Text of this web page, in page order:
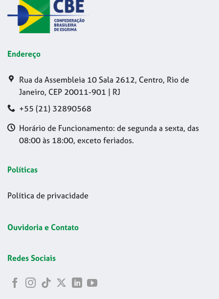
Endereço
Rua da Assembleia 10 Sala 2612, Centro, Rio de
Janeiro, CEP 20011-901 | RJ
+55 (21) 32890568
Horário de Funcionamento: de segunda a sexta, das
08:00 às 18:00, exceto feriados.
Políticas
Política de privacidade
Ouvidoria e Contato
Redes Sociais